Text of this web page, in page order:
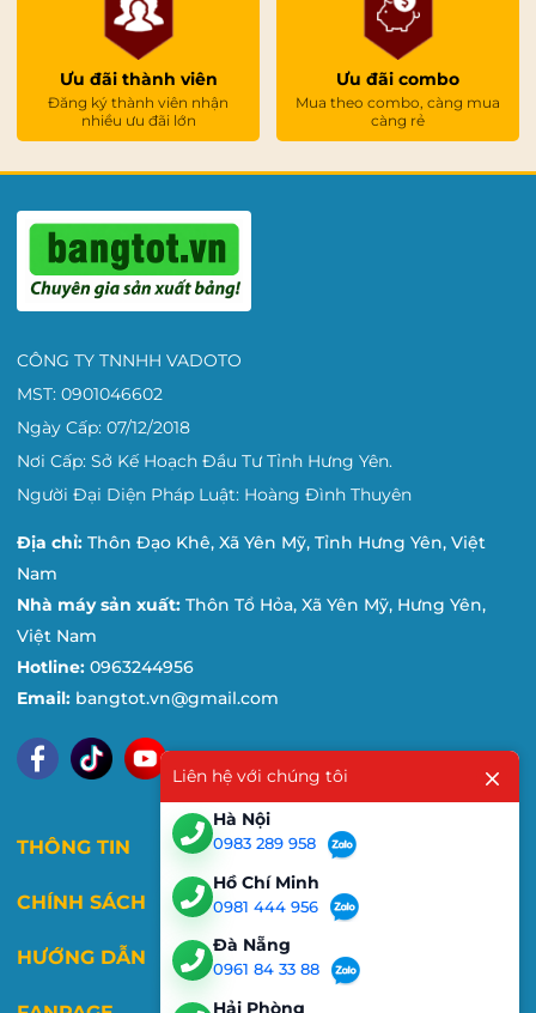
Ưu đãi thành viên
Đăng ký thành viên nhận
nhiều ưu đãi lớn
Ưu đãi combo
Mua theo combo, càng mua
càng rẻ
CÔNG TY TNNHH VADOTO
MST: 0901046602
Ngày Cấp: 07/12/2018
Nơi Cấp: Sở Kế Hoạch Đầu Tư Tỉnh Hưng Yên.
Người Đại Diện Pháp Luật: Hoàng Đình Thuyên
Địa chỉ: Thôn Đạo Khê, Xã Yên Mỹ, Tỉnh Hưng Yên, Việt
Nam
Nhà máy sản xuất: Thôn Tổ Hỏa, Xã Yên Mỹ, Hưng Yên,
Việt Nam
Hotline: 0963244956
Email: bangtot.vn@gmail.com
THÔNG TIN
CHÍNH SÁCH
HƯỚNG DẪN
Liên hệ với chúng tôi
Hà Nội
0983 289 958
Hồ Chí Minh
0981 444 956
Đà Nẵng
0961 84 33 88
Hải Phòng